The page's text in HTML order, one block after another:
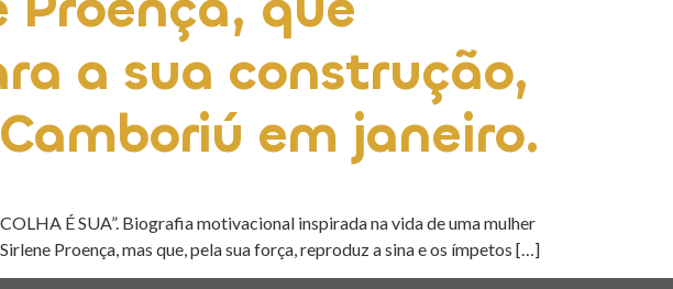
a sua construção,
em janeiro.
É SUA”. Biografia motivacional inspirada na vida de uma mulher
Proença, mas que, pela sua força, reproduz a sina e os ímpetos […]